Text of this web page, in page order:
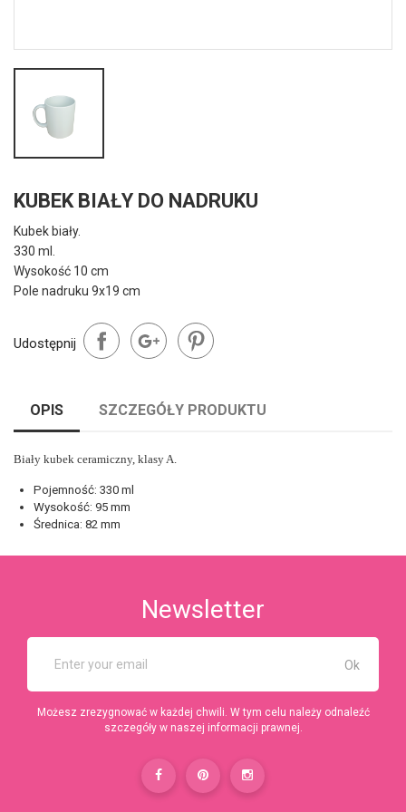
KUBEK BIAŁY DO NADRUKU
Kubek biały.
330 ml.
Wysokość 10 cm
Pole nadruku 9x19 cm
Udostępnij
OPIS SZCZEGÓŁY PRODUKTU
Biały kubek ceramiczny, klasy A.
Pojemność: 330 ml
Wysokość: 95 mm
Średnica: 82 mm
Newsletter
Możesz zrezygnować w każdej chwili. W tym celu należy odnaleźć
szczegóły w naszej informacji prawnej.